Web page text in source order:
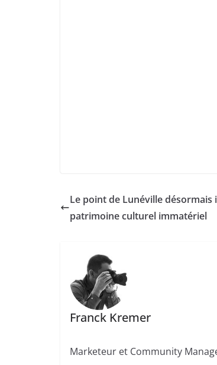
Le point de Lunéville désormais
patrimoine culturel immatériel
Franck Kremer
Marketeur et Community